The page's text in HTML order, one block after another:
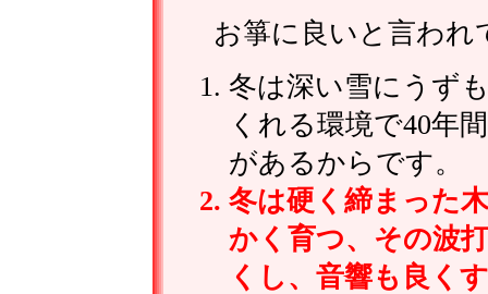
お箏に良いと言われ
冬は深い雪にうず
くれる環境で40年
があるからです。
冬は硬く締まった
かく育つ、その波
くし、音響も良く